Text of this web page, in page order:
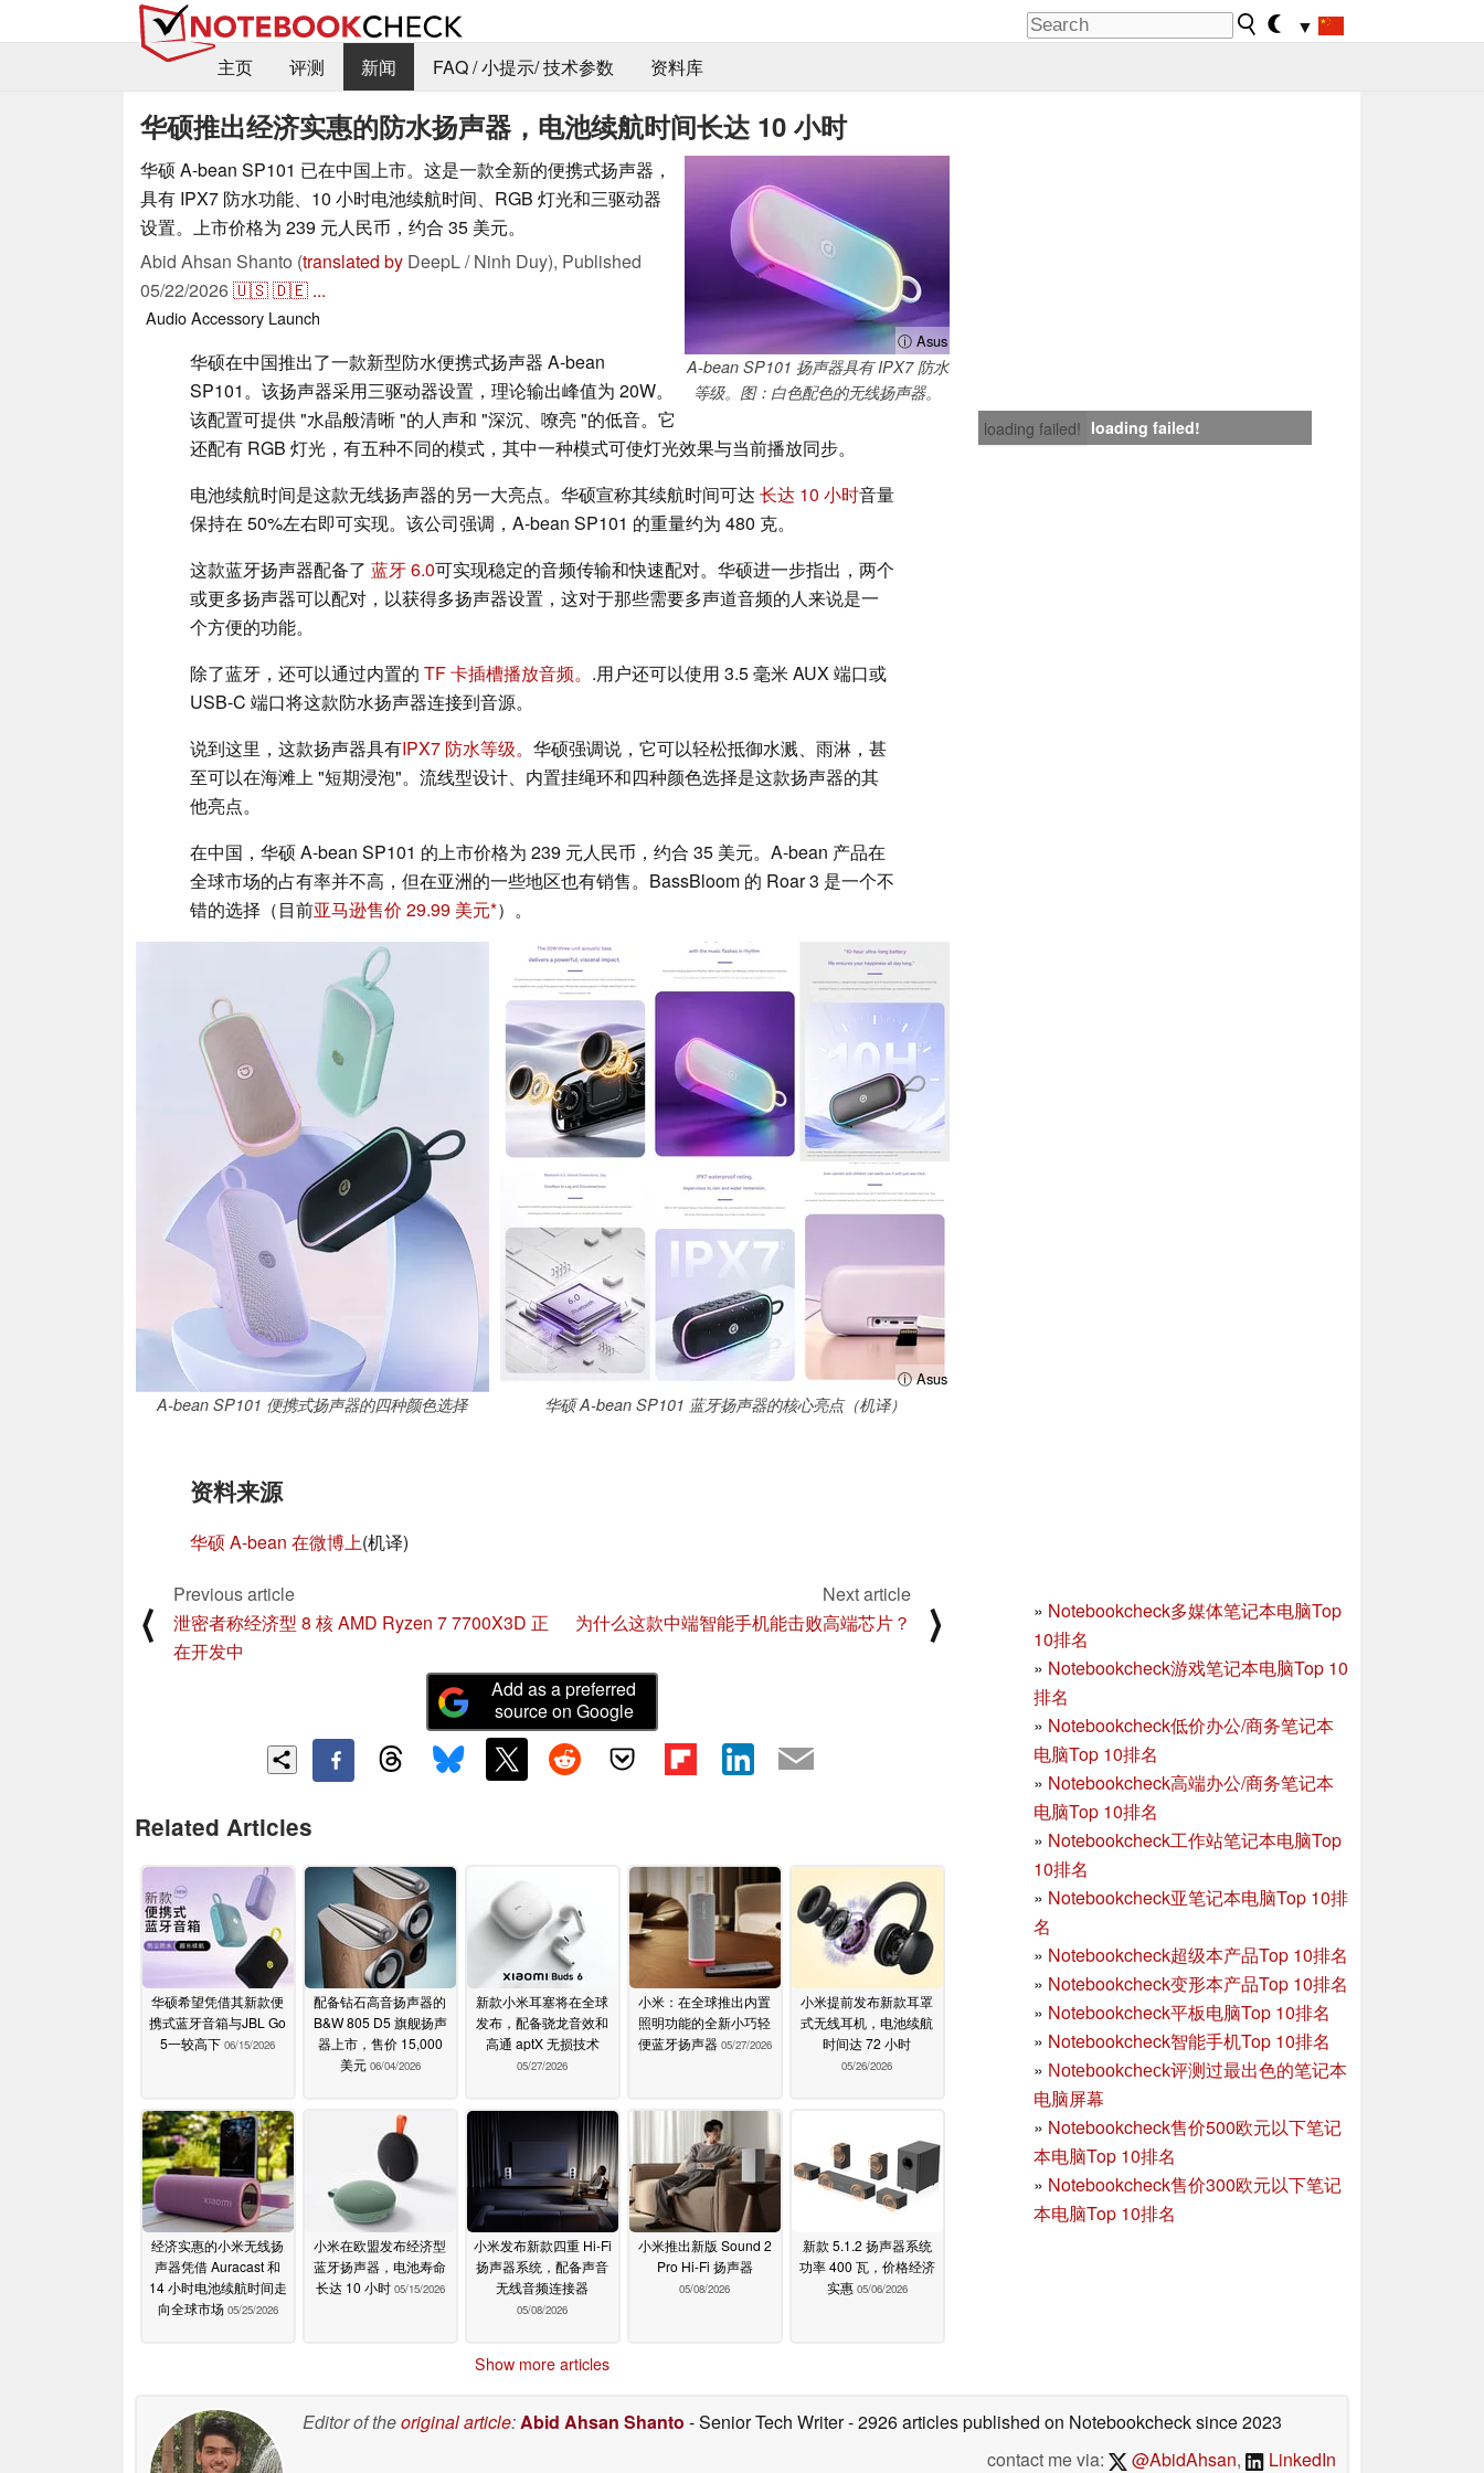
▼
主页
评测 新闻 FAQ / 小提示/ 技术参数 资料库
华硕推出经济实惠的防水扬声器，电池续航时间长达 10 小时
ⓘ Asus
A-bean SP101 扬声器具有 IPX7 防水
等级。图：白色配色的无线扬声器。
华硕 A-bean SP101 已在中国上市。这是一款全新的便携式扬声器，
具有 IPX7 防水功能、10 小时电池续航时间、RGB 灯光和三驱动器
设置。上市价格为 239 元人民币，约合 35 美元。
Abid Ahsan Shanto (translated by DeepL / Ninh Duy), Published
05/22/2026🇺🇸🇩🇪 ...
AudioAccessory Launch
loading failed! loading failed!
华硕在中国推出了一款新型防水便携式扬声器 A-bean
SP101。该扬声器采用三驱动器设置，理论输出峰值为 20W。
该配置可提供 "水晶般清晰 "的人声和 "深沉、嘹亮 "的低音。它
还配有 RGB 灯光，有五种不同的模式，其中一种模式可使灯光效果与当前播放同步。
电池续航时间是这款无线扬声器的另一大亮点。华硕宣称其续航时间可达 长达 10 小时音量
保持在 50%左右即可实现。该公司强调，A-bean SP101 的重量约为 480 克。
这款蓝牙扬声器配备了 蓝牙 6.0可实现稳定的音频传输和快速配对。华硕进一步指出，两个
或更多扬声器可以配对，以获得多扬声器设置，这对于那些需要多声道音频的人来说是一
个方便的功能。
除了蓝牙，还可以通过内置的 TF 卡插槽播放音频。 .用户还可以使用 3.5 毫米 AUX 端口或
USB-C 端口将这款防水扬声器连接到音源。
说到这里，这款扬声器具有IPX7 防水等级。 华硕强调说，它可以轻松抵御水溅、雨淋，甚
至可以在海滩上 "短期浸泡"。流线型设计、内置挂绳环和四种颜色选择是这款扬声器的其
他亮点。
在中国，华硕 A-bean SP101 的上市价格为 239 元人民币，约合 35 美元。A-bean 产品在
全球市场的占有率并不高，但在亚洲的一些地区也有销售。BassBloom 的 Roar 3 是一个不
错的选择（目前亚马逊售价 29.99 美元 ）。
A-bean SP101 便携式扬声器的四种颜色选择
ⓘ Asus
华硕 A-bean SP101 蓝牙扬声器的核心亮点（机译）
资料来源
华硕 A-bean 在微博上(机译)
» Notebookcheck多媒体笔记本电脑Top
10排名
» Notebookcheck游戏笔记本电脑Top 10
排名
» Notebookcheck低价办公/商务笔记本
电脑Top 10排名
» Notebookcheck高端办公/商务笔记本
电脑Top 10排名
» Notebookcheck工作站笔记本电脑Top
10排名
» Notebookcheck亚笔记本电脑Top 10排
名
» Notebookcheck超级本产品Top 10排名
» Notebookcheck变形本产品Top 10排名
» Notebookcheck平板电脑Top 10排名
» Notebookcheck智能手机Top 10排名
» Notebookcheck评测过最出色的笔记本
电脑屏幕
» Notebookcheck售价500欧元以下笔记
本电脑Top 10排名
» Notebookcheck售价300欧元以下笔记
本电脑Top 10排名
⟨
Previous article
泄密者称经济型 8 核 AMD Ryzen 7 7700X3D 正
在开发中
Next article
为什么这款中端智能手机能击败高端芯片？
⟩
Add as a preferred
source on Google
Related Articles
华硕希望凭借其新款便
携式蓝牙音箱与JBL Go
5一较高下 06/15/2026
配备钻石高音扬声器的
B&W 805 D5 旗舰扬声
器上市，售价 15,000
美元 06/04/2026
新款小米耳塞将在全球
发布，配备骁龙音效和
高通 aptX 无损技术
05/27/2026
小米：在全球推出内置
照明功能的全新小巧轻
便蓝牙扬声器 05/27/2026
小米提前发布新款耳罩
式无线耳机，电池续航
时间达 72 小时
05/26/2026
经济实惠的小米无线扬
声器凭借 Auracast 和
14 小时电池续航时间走
向全球市场 05/25/2026
小米在欧盟发布经济型
蓝牙扬声器，电池寿命
长达 10 小时 05/15/2026
小米发布新款四重 Hi-Fi
扬声器系统，配备声音
无线音频连接器
05/08/2026
小米推出新版 Sound 2
Pro Hi-Fi 扬声器
05/08/2026
新款 5.1.2 扬声器系统
功率 400 瓦，价格经济
实惠 05/06/2026
Show more articles
Editor of theoriginal article:Abid Ahsan Shanto - Senior Tech Writer- 2926 articles published on Notebookchecksince 2023
contact me via:
@AbidAhsan, LinkedIn